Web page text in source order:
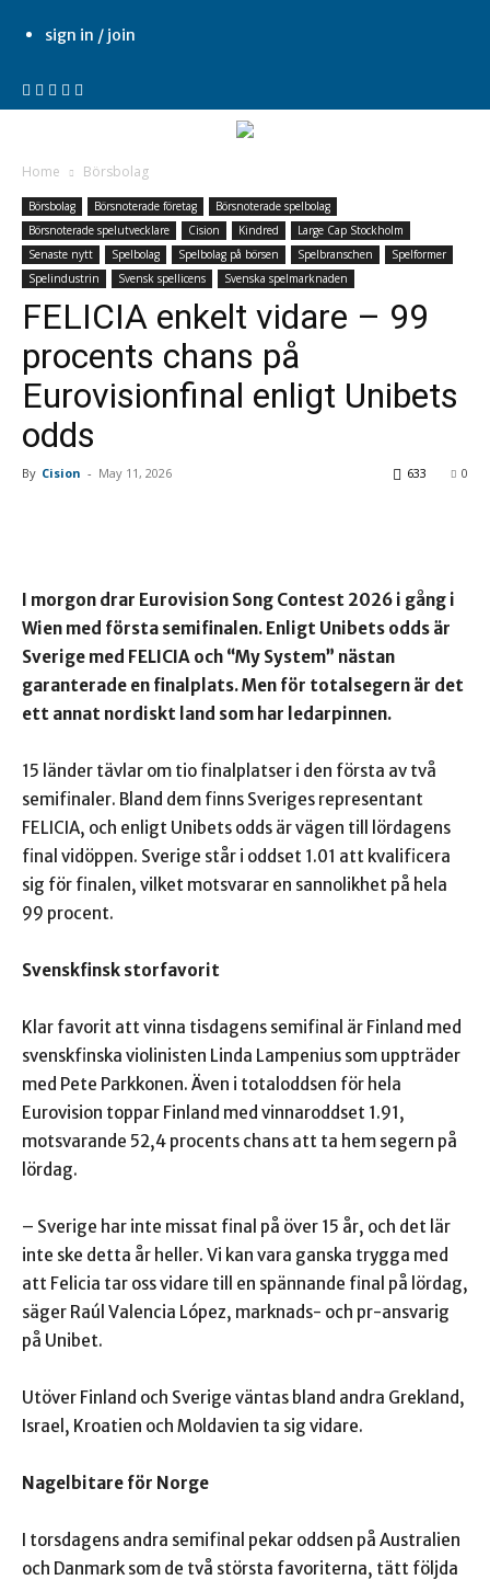
sign in / join
Home Börsbolag
Börsbolag Börsnoterade företag
Börsnoterade spelbolag
Börsnoterade spelutvecklare
Cision Kindred
Large Cap Stockholm
Senaste nytt
Spelbolag Spelbolag på börsen Spelbranschen
Spelformer
Spelindustrin
Svensk spellicens Svenska spelmarknaden
FELICIA enkelt vidare – 99
procents chans på
Eurovisionfinal enligt Unibets
odds
By Cision - May 11, 2026 0
633
I morgon drar Eurovision Song Contest 2026 i gång i
Wien med första semifinalen. Enligt Unibets odds är
Sverige med FELICIA och “My System” nästan
garanterade en finalplats. Men för totalsegern är det
ett annat nordiskt land som har ledarpinnen.
15 länder tävlar om tio finalplatser i den första av två
semifinaler. Bland dem finns Sveriges representant
FELICIA, och enligt Unibets odds är vägen till lördagens
final vidöppen. Sverige står i oddset 1.01 att kvalificera
sig för finalen, vilket motsvarar en sannolikhet på hela
99 procent.
Svenskfinsk storfavorit
Klar favorit att vinna tisdagens semifinal är Finland med
svenskfinska violinisten Linda Lampenius som uppträder
med Pete Parkkonen. Även i totaloddsen för hela
Eurovision toppar Finland med vinnaroddset 1.91,
motsvarande 52,4 procents chans att ta hem segern på
lördag.
– Sverige har inte missat final på över 15 år, och det lär
inte ske detta år heller. Vi kan vara ganska trygga med
att Felicia tar oss vidare till en spännande final på lördag,
säger Raúl Valencia López, marknads- och pr-ansvarig
på Unibet.
Utöver Finland och Sverige väntas bland andra Grekland,
Israel, Kroatien och Moldavien ta sig vidare.
Nagelbitare för Norge
I torsdagens andra semifinal pekar oddsen på Australien
och Danmark som de två största favoriterna, tätt följda